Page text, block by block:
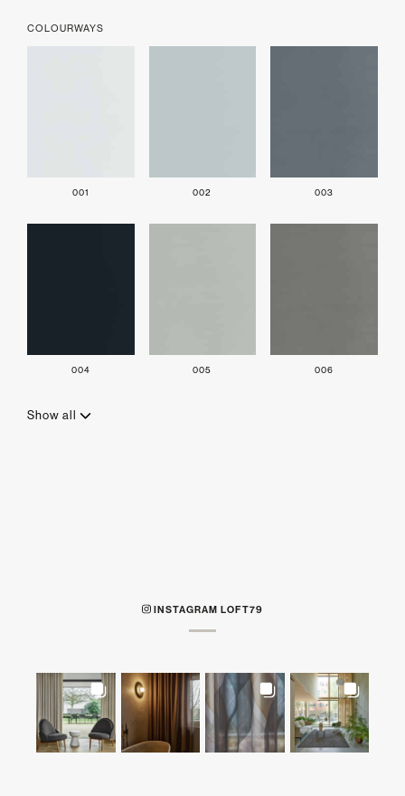
COLOURWAYS
001 002 003
004 005 006
Show all
INSTAGRAM LOFT79